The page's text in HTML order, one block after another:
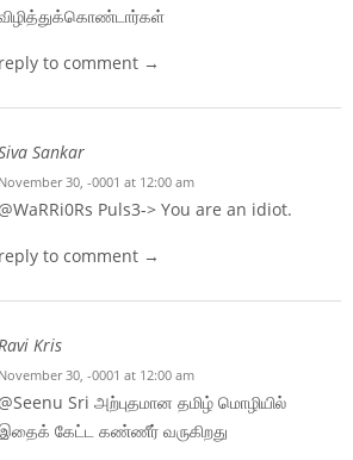
reply to comment →
Sankar
November 30, -0001 at 12:00 am
@WaRRi0Rs Puls3-> You are an idiot.
reply to comment →
Kris
November 30, -0001 at 12:00 am
@Seenu Sri அற்புதமான தமிழ் மொழியில்
கேட்ட கண்ணீர் வருகிறது